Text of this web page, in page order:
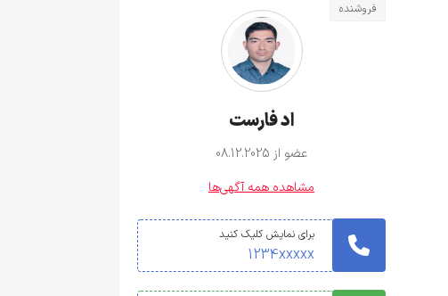
فروشنده
اد فارست
عضو از 08.12.2025
مشاهده همه آگهی‌ها
برای نمایش کلیک کنید
1234xxxxx